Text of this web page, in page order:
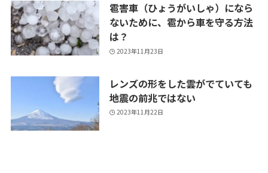
雹害車（ひょうがいしゃ）になら
ないために、雹から車を守る方法
は？
2023年11月23日
レンズの形をした雲がでていても
地震の前兆ではない
2023年11月22日